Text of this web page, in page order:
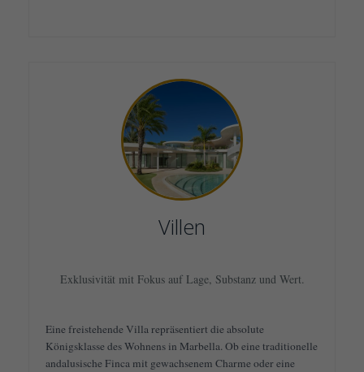
Villen
Exklusivität mit Fokus auf Lage, Substanz und Wert.
Eine freistehende Villa repräsentiert die absolute
Königsklasse des Wohnens in Marbella. Ob eine traditionelle
andalusische Finca mit gewachsenem Charme oder eine